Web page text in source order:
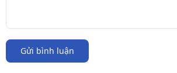
Gửi bình luận